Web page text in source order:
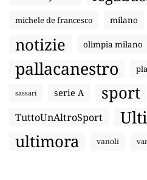
michele de francesco milano
notizie olimpia milano
pallacanestro
sassari serie A sport
TuttoUnAltroSport
ultimora vanoli